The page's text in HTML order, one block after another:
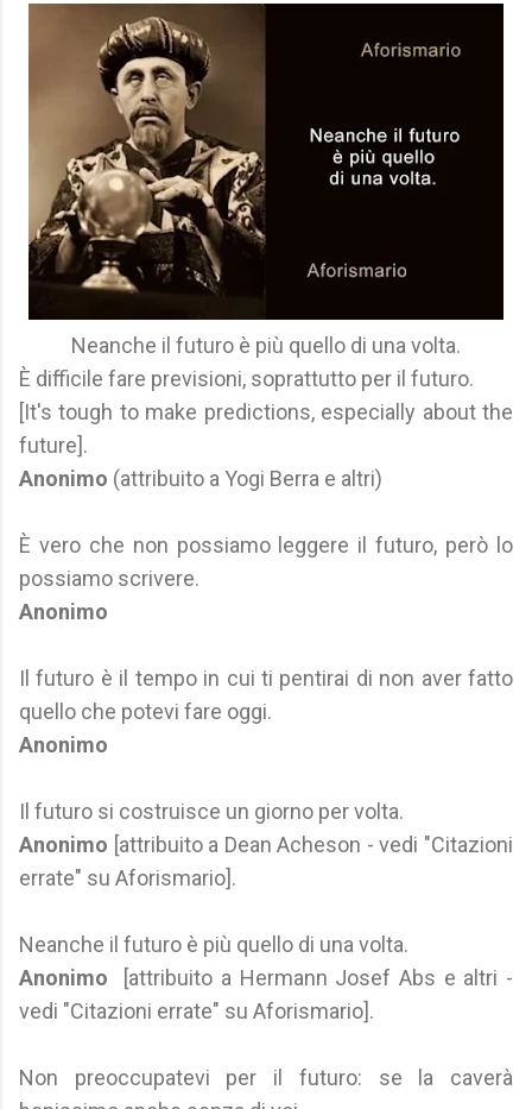
Neanche il futuro è più quello di una volta.
È difficile fare previsioni, soprattutto per il futuro.
[It's tough to make predictions, especially about the
future].
Anonimo (attribuito a Yogi Berra e altri)
È vero che non possiamo leggere il futuro, però lo
possiamo scrivere.
Anonimo
Il futuro è il tempo in cui ti pentirai di non aver fatto
quello che potevi fare oggi.
Anonimo
Il futuro si costruisce un giorno per volta.
Anonimo [attribuito a Dean Acheson - vedi "Citazioni
errate" su Aforismario].
Neanche il futuro è più quello di una volta.
Anonimo
[attribuito a Hermann Josef Abs e altri -
vedi "Citazioni errate" su Aforismario].
Non preoccupatevi per il futuro: se la caverà